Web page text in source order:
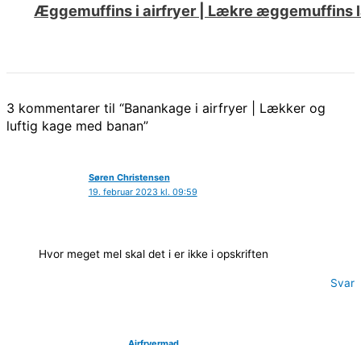
Æggemuffins i airfryer | Lækre æggemuffins
3 kommentarer til “Banankage i airfryer | Lækker og
luftig kage med banan”
Søren Christensen
19. februar 2023 kl. 09:59
Hvor meget mel skal det i er ikke i opskriften
Svar